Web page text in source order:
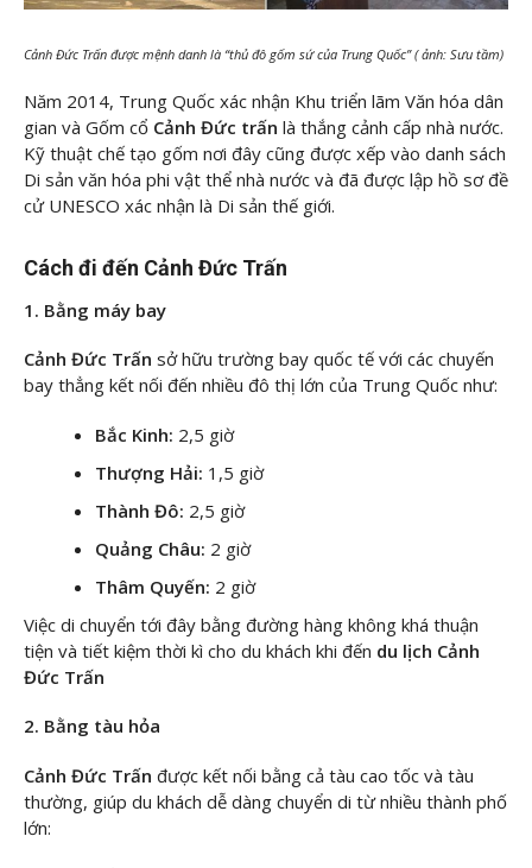
Cảnh Đức Trấn được mệnh danh là “thủ đô gốm sứ của Trung Quốc” ( ảnh: Sưu tầm)
Năm 2014, Trung Quốc xác nhận Khu triển lãm Văn hóa dân
gian và Gốm cổ Cảnh Đức trấn là thắng cảnh cấp nhà nước.
Kỹ thuật chế tạo gốm nơi đây cũng được xếp vào danh sách
Di sản văn hóa phi vật thể nhà nước và đã được lập hồ sơ đề
cử UNESCO xác nhận là Di sản thế giới.
Cách đi đến Cảnh Đức Trấn
1. Bằng máy bay
Cảnh Đức Trấn sở hữu trường bay quốc tế với các chuyến
bay thẳng kết nối đến nhiều đô thị lớn của Trung Quốc như:
Bắc Kinh: 2,5 giờ
Thượng Hải: 1,5 giờ
Thành Đô: 2,5 giờ
Quảng Châu: 2 giờ
Thâm Quyến: 2 giờ
Việc di chuyển tới đây bằng đường hàng không khá thuận
tiện và tiết kiệm thời kì cho du khách khi đến du lịch Cảnh
Đức Trấn
2. Bằng tàu hỏa
Cảnh Đức Trấn được kết nối bằng cả tàu cao tốc và tàu
thường, giúp du khách dễ dàng chuyển di từ nhiều thành phố
lớn: